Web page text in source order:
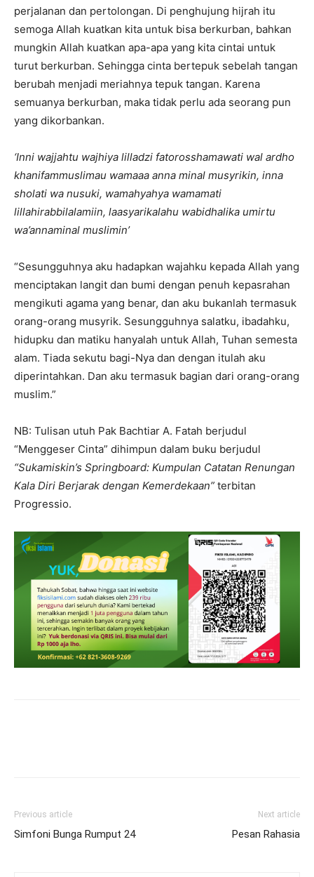
perjalanan dan pertolongan. Di penghujung hijrah itu
semoga Allah kuatkan kita untuk bisa berkurban, bahkan
mungkin Allah kuatkan apa-apa yang kita cintai untuk
turut berkurban. Sehingga cinta bertepuk sebelah tangan
berubah menjadi meriahnya tepuk tangan. Karena
semuanya berkurban, maka tidak perlu ada seorang pun
yang dikorbankan.
‘Inni wajjahtu wajhiya lilladzi fatorosshamawati wal ardho
khanifammuslimau wamaaa anna minal musyrikin, inna
sholati wa nusuki, wamahyahya wamamati
lillahirabbilalamiin, laasyarikalahu wabidhalika umirtu
wa’annaminal muslimin’
“Sesungguhnya aku hadapkan wajahku kepada Allah yang
menciptakan langit dan bumi dengan penuh kepasrahan
mengikuti agama yang benar, dan aku bukanlah termasuk
orang-orang musyrik. Sesungguhnya salatku, ibadahku,
hidupku dan matiku hanyalah untuk Allah, Tuhan semesta
alam. Tiada sekutu bagi-Nya dan dengan itulah aku
diperintahkan. Dan aku termasuk bagian dari orang-orang
muslim.”
NB: Tulisan utuh Pak Bachtiar A. Fatah berjudul
“Menggeser Cinta” dihimpun dalam buku berjudul
“Sukamiskin’s Springboard: Kumpulan Catatan Renungan
Kala Diri Berjarak dengan Kemerdekaan” terbitan
Progressio.
Previous article
Simfoni Bunga Rumput 24
Next article
Pesan Rahasia